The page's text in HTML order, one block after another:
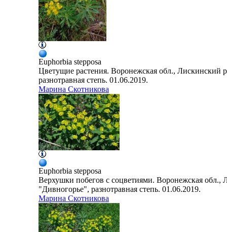
Euphorbia stepposa
Цветущие растения. Воронежская обл., Лискинский
разнотравная степь. 01.06.2019.
Марина Скотникова
Euphorbia stepposa
Верхушки побегов с соцветиями. Воронежская обл.,
"Дивногорье", разнотравная степь. 01.06.2019.
Марина Скотникова